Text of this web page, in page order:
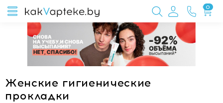
0
Женские гигиенические
прокладки